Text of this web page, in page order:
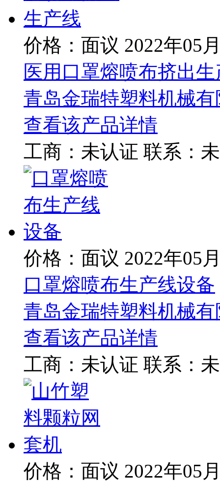
价格：面议 2022年05
医用口罩熔喷布挤出
青岛金瑞特塑料机械
查看该产品详情
工商： 未认证 联系：
价格：面议 2022年05
口罩熔喷布生产线设备
青岛金瑞特塑料机械
查看该产品详情
工商： 未认证 联系：
价格：面议 2022年05